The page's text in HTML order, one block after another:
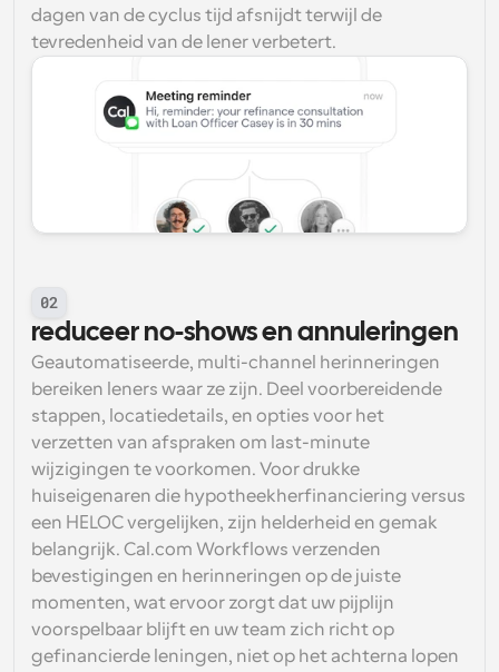
dagen van de cyclus tijd afsnijdt terwijl de
tevredenheid van de lener verbetert.
02
reduceer no-shows en annuleringen
Geautomatiseerde, multi-channel herinneringen
bereiken leners waar ze zijn. Deel voorbereidende
stappen, locatiedetails, en opties voor het
verzetten van afspraken om last-minute
wijzigingen te voorkomen. Voor drukke
huiseigenaren die hypotheekherfinanciering versus
een HELOC vergelijken, zijn helderheid en gemak
belangrijk. Cal.com Workflows verzenden
bevestigingen en herinneringen op de juiste
momenten, wat ervoor zorgt dat uw pijplijn
voorspelbaar blijft en uw team zich richt op
gefinancierde leningen, niet op het achterna lopen